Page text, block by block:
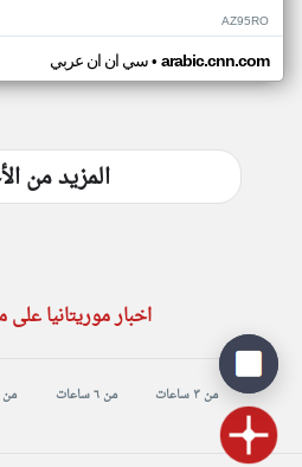
AZ95RO
سي ان ان عربي• arabic.cnn.com
المزيد من
اخبار موريتانيا على
من ٣ ساعات من ٦ ساعات من ١٢ ساعة